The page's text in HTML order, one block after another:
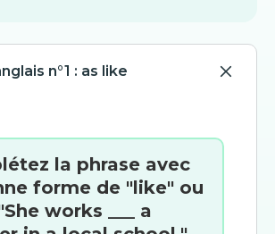
n°1 : as like
la phrase avec
forme de "like" ou
works ___ a